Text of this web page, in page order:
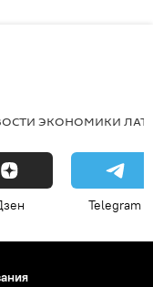
ЭКОНОМИКИ
Telegram